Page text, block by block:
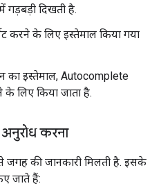
गड़बड़ी दिखती है.
करने के लिए इस्तेमाल किया गया
का इस्तेमाल, Autocomplete
लिए किया जाता है.
करना
की जानकारी मिलती है. इसके
जाते हैं: